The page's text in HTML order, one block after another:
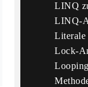
LINQ
LINQ-
Literale
Lock-
Looping